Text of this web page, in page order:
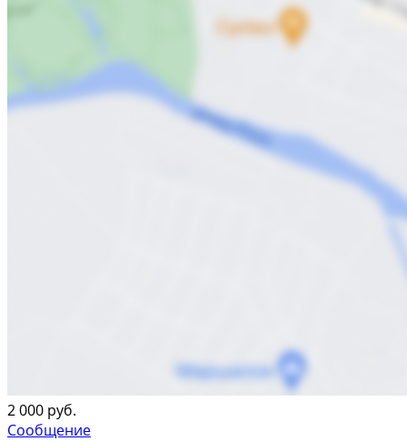
2 000 руб.
Сообщение